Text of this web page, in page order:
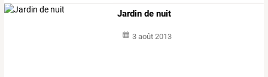
Jardin de nuit
3 août 2013